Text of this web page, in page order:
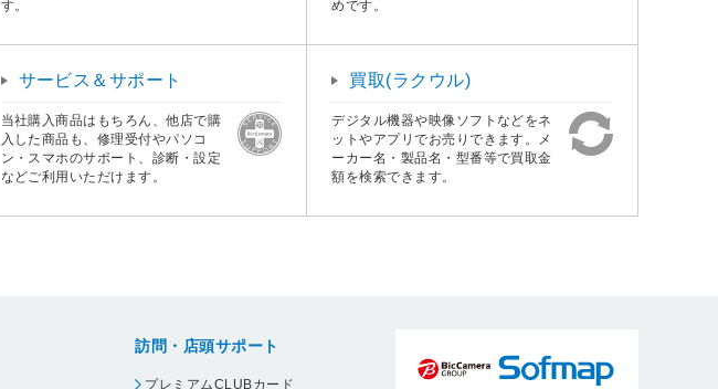
す。
めです。
サービス＆サポート
当社購入商品はもちろん、他店で購
入した商品も、修理受付やパソコ
ン・スマホのサポート、診断・設定
などご利用いただけます。
買取(ラクウル)
デジタル機器や映像ソフトなどをネ
ットやアプリでお売りできます。メ
ーカー名・製品名・型番等で買取金
額を検索できます。
訪問・店頭サポート
プレミアムCLUBカード